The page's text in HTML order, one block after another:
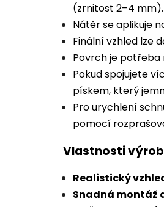
(zrnitost 2–4 mm).
Nátěr se aplikuje
Finální vzhled lze
Povrch je potřeba
Pokud spojujete
pískem, který
Pro urychlení
pomocí
Vlastnosti
Realistický
Snadná montáž